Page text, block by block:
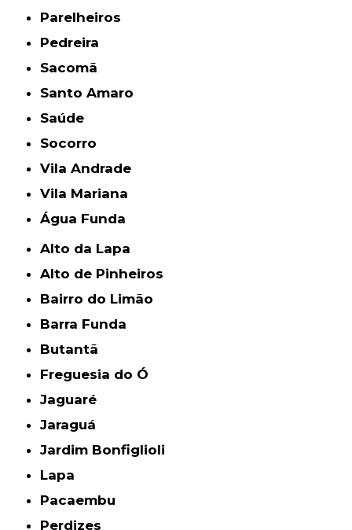
Parelheiros
Pedreira
Sacomã
Santo Amaro
Saúde
Socorro
Vila Andrade
Vila Mariana
Água Funda
Alto da Lapa
Alto de Pinheiros
Bairro do Limão
Barra Funda
Butantã
Freguesia do Ó
Jaguaré
Jaraguá
Jardim Bonfiglioli
Lapa
Pacaembu
Perdizes